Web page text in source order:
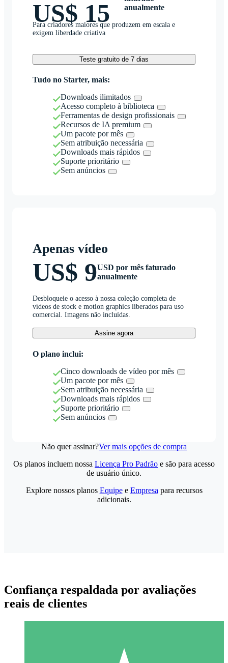
US$ 15
anualmente
Para criadores maiores que produzem em escala e
exigem liberdade criativa
Teste gratuito de 7 dias
Tudo no Starter, mais:
Downloads ilimitados
Acesso completo à biblioteca
Ferramentas de design profissionais
Recursos de IA premium
Um pacote por mês
Sem atribuição necessária
Downloads mais rápidos
Suporte prioritário
Sem anúncios
Apenas vídeo
US$ 9USD por mês faturado
anualmente
Desbloqueie o acesso à nossa coleção completa de
vídeos de stock e motion graphics liberados para uso
comercial. Imagens não incluídas.
Assine agora
O plano inclui:
Cinco downloads de vídeo por mês
Um pacote por mês
Sem atribuição necessária
Downloads mais rápidos
Suporte prioritário
Sem anúncios
Não quer assinar?Ver mais opções de compra
Os planos incluem nossa Licença Pro Padrão e são para acesso
de usuário único.
Explore nossos planos Equipee Empresa para recursos
adicionais.
Confiança respaldada por avaliações
reais de clientes